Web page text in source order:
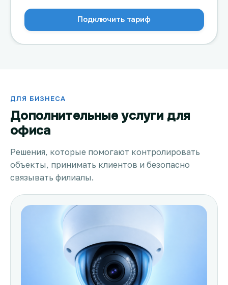
Подключить тариф
ДЛЯ БИЗНЕСА
Дополнительные услуги для
офиса
Решения, которые помогают контролировать
объекты, принимать клиентов и безопасно
связывать филиалы.